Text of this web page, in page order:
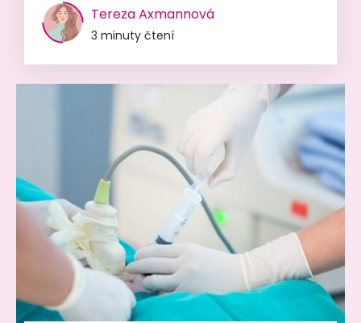
Tereza Axmannová
3 minuty čtení